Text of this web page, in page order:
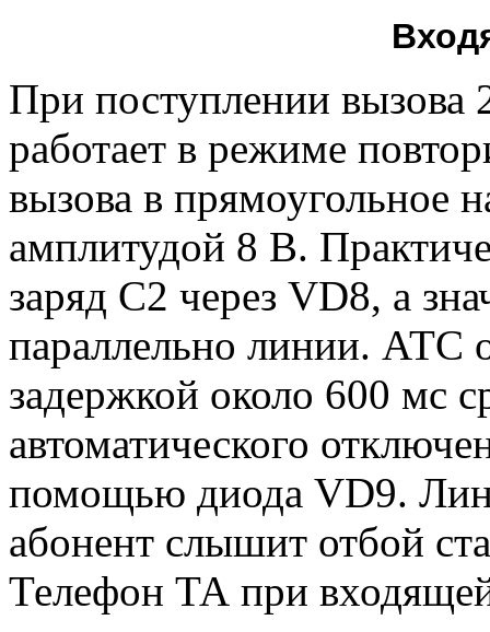
При поступлении
работает в режиме
вызова в прямоугольное
амплитудой 8 В.
заряд С2 через VD8, а
параллельно линии. АТС
задержкой около 600 мс
автоматического
помощью диода VD9.
абонент слышит отбой
Телефон ТА при входящей